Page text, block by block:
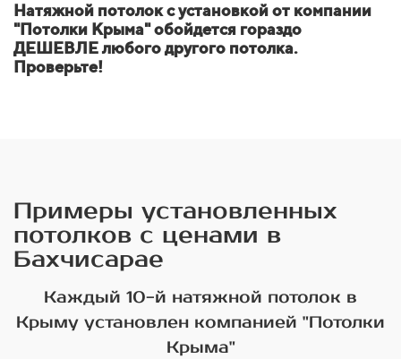
Натяжной потолок с установкой от компании
"Потолки Крыма" обойдется гораздо
ДЕШЕВЛЕ любого другого потолка.
Проверьте!
Примеры установленных
потолков с ценами в
Бахчисарае
Каждый 10-й натяжной потолок в
Крыму установлен компанией "Потолки
Крыма"